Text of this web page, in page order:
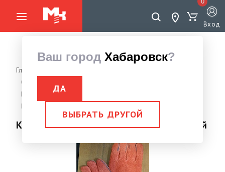
Ваш город Хабаровск?
ДА
ВЫБРАТЬ ДРУГОЙ
Вход
Главная страница
Средства индивидуальной защиты
Перчатки, рукавицы, краги
Краги сварщика спилковые с подкладкой
Краги сварщика спилковые с подкладкой